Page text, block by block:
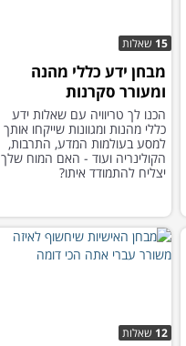
15 שאלות
מבחן ידע כללי מהנה
ומעורר סקרנות
הכנו לך טריוויה עם שאלות ידע
כללי מהנות ומגוונות שייקחו אותך
למסע בעולמות המדע, התרבות,
הקולינריה ועוד - האם המוח שלך
יצליח להתמודד איתו?
12 שאלות